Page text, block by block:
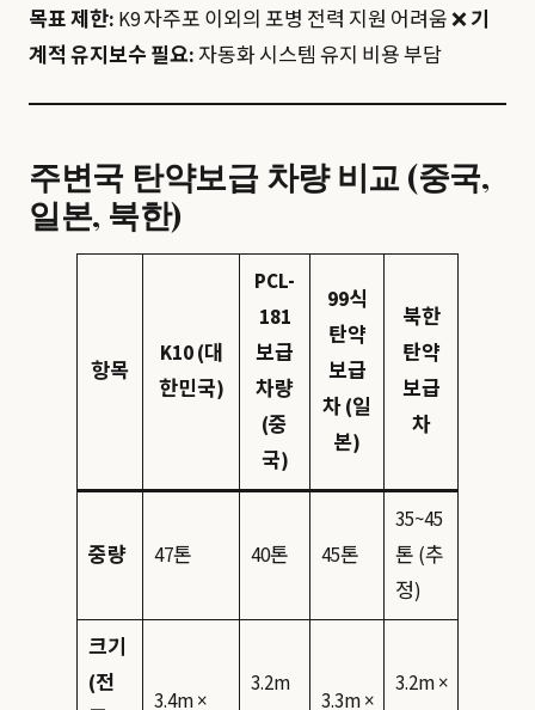
목표 제한: K9 자주포 이외의 포병 전력 지원 어려움 ❌기
계적 유지보수 필요: 자동화 시스템 유지 비용 부담
주변국 탄약보급 차량 비교 (중국,
일본, 북한)
항목
K10 (대
한민국)
PCL-
181
보급
차량
(중
국)
99식
탄약
보급
차 (일
본)
북한
탄약
보급
차
중량 47톤 40톤 45톤
35~45
톤 (추
정)
크기
(전
3.4m ×
3.2m
3.3m ×
3.2m ×